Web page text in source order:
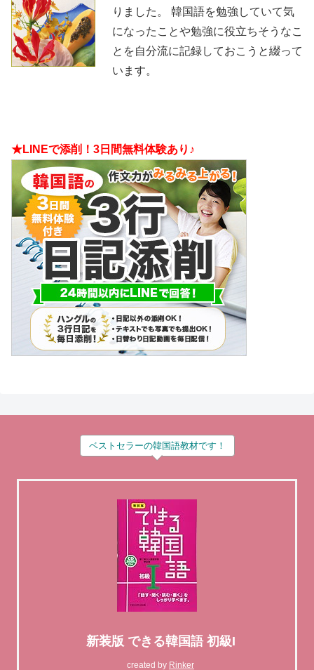
りました。 韓国語を勉強していて気
になったことや勉強に役立ちそうなこ
とを自分流に記録しておこうと綴って
います。
★LINEで添削！3日間無料体験あり♪
ベストセラーの韓国語教材です！
新装版 できる韓国語 初級I
created by Rinker